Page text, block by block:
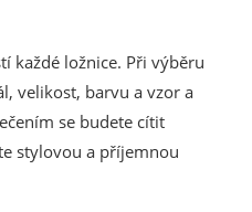
každé ložnice. Při výběru
velikost, barvu a vzor a
se budete cítit
stylovou a příjemnou